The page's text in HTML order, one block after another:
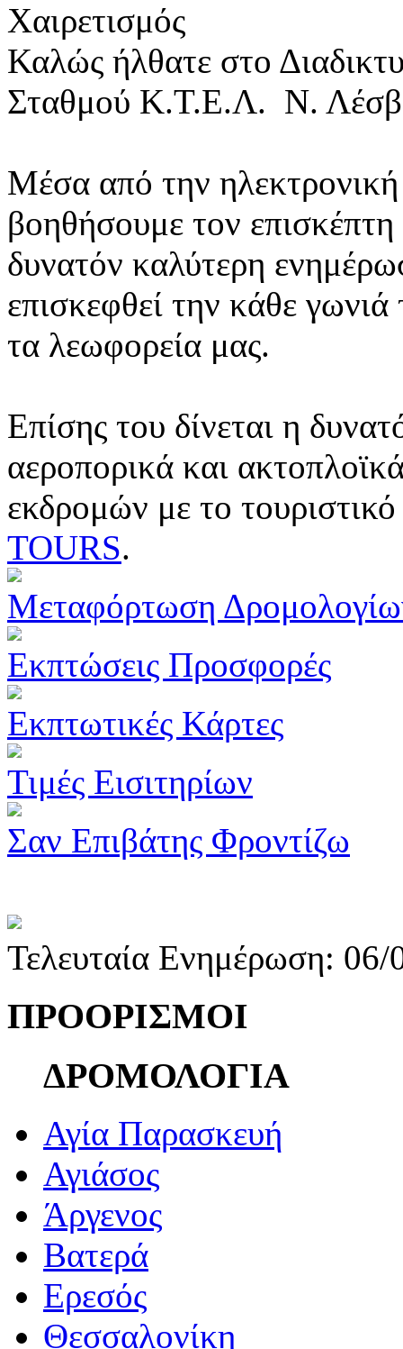
Χαιρετισμός
Καλώς ήλθατε στο
Σταθμού Κ.Τ.Ε.Λ. Ν.
Μέσα από την ηλεκτρονική
βοηθήσουμε τον
δυνατόν καλύτερη
επισκεφθεί την κάθε
τα λεωφορεία μας.
Επίσης του δίνεται η
αεροπορικά και
εκδρομών με το
TOURS.
Μεταφόρτωση
Εκπτώσεις Προσφορές
Εκπτωτικές Κάρτες
Τιμές Εισιτηρίων
Σαν Επιβάτης Φροντίζω
Τελευταία Ενημέρωση:
ΠΡΟΟΡΙΣΜΟΙ
ΔΡΟΜΟΛΟΓΙΑ
Αγία Παρασκευή
Αγιάσος
Άργενος
Βατερά
Ερεσός
Θεσσαλονίκη